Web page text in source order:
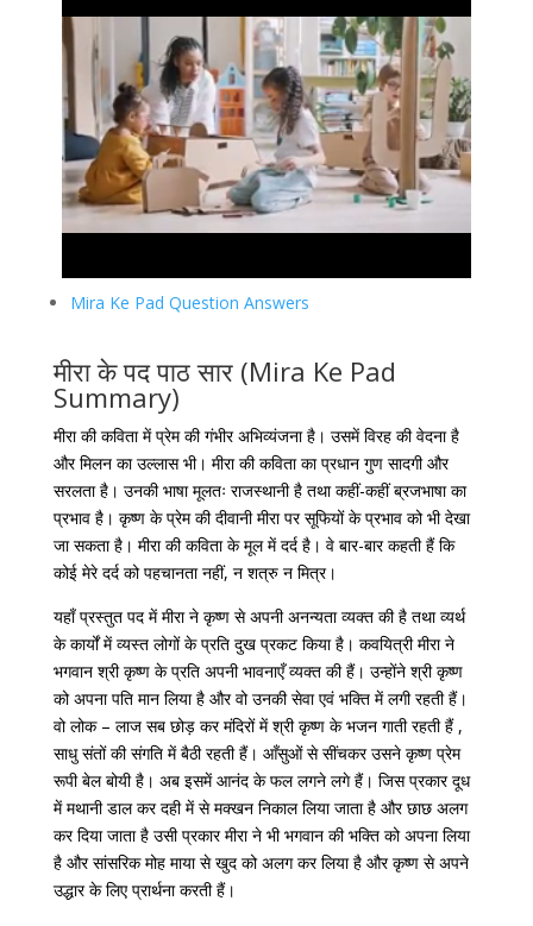
Mira Ke Pad Question Answers
मीरा के पद पाठ सार (Mira Ke Pad
Summary)
मीरा की कविता में प्रेम की गंभीर अभिव्यंजना है। उसमें विरह की वेदना है
और मिलन का उल्लास भी। मीरा की कविता का प्रधान गुण सादगी और
सरलता है। उनकी भाषा मूलतः राजस्थानी है तथा कहीं-कहीं ब्रजभाषा का
प्रभाव है। कृष्ण के प्रेम की दीवानी मीरा पर सूफियों के प्रभाव को भी देखा
जा सकता है। मीरा की कविता के मूल में दर्द है। वे बार-बार कहती हैं कि
कोई मेरे दर्द को पहचानता नहीं, न शत्रु न मित्र।
यहाँ प्रस्तुत पद में मीरा ने कृष्ण से अपनी अनन्यता व्यक्त की है तथा व्यर्थ
के कार्यों में व्यस्त लोगों के प्रति दुख प्रकट किया है। कवयित्री मीरा ने
भगवान श्री कृष्ण के प्रति अपनी भावनाएँ व्यक्त की हैं। उन्होंने श्री कृष्ण
को अपना पति मान लिया है और वो उनकी सेवा एवं भक्ति में लगी रहती हैं।
वो लोक – लाज सब छोड़ कर मंदिरों में श्री कृष्ण के भजन गाती रहती हैं ,
साधु संतों की संगति में बैठी रहती हैं। आँसुओं से सींचकर उसने कृष्ण प्रेम
रूपी बेल बोयी है। अब इसमें आनंद के फल लगने लगे हैं। जिस प्रकार दूध
में मथानी डाल कर दही में से मक्खन निकाल लिया जाता है और छाछ अलग
कर दिया जाता है उसी प्रकार मीरा ने भी भगवान की भक्ति को अपना लिया
है और सांसरिक मोह माया से खुद को अलग कर लिया है और कृष्ण से अपने
उद्धार के लिए प्रार्थना करती हैं।